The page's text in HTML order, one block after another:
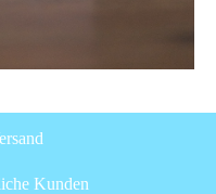
Kunden